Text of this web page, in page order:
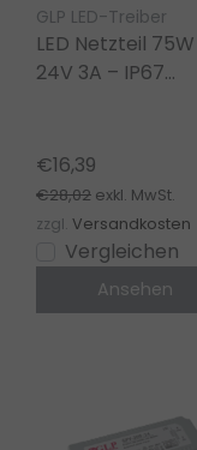
GLP LED-Treiber
LED Netzteil 75W
24V 3A – IP67
Streifen
€16,39
€28,02 exkl. MwSt.
zzgl. Versandkosten
Vergleichen
Ansehen